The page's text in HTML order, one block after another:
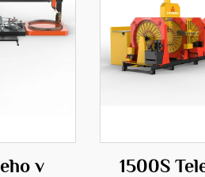
v
1500S